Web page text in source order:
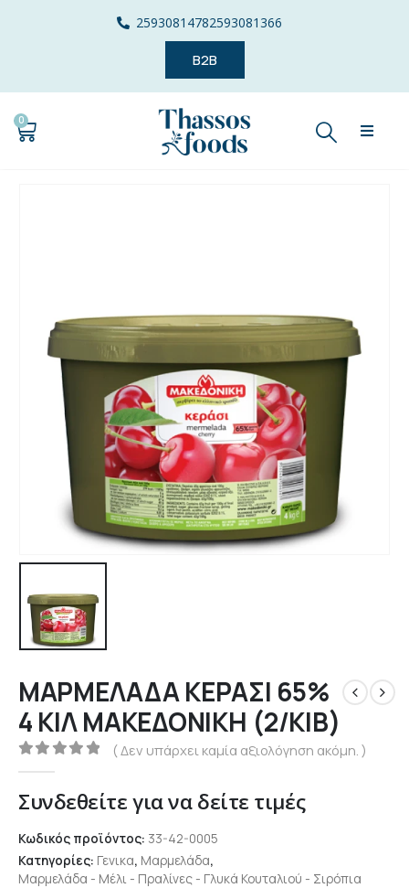
25930814782593081366
B2B
0
ΜΑΡΜΕΛΑΔΑ ΚΕΡΑΣΙ 65%
4 ΚΙΛ ΜΑΚΕΔΟΝΙΚΗ (2/ΚΙΒ)
0out of 5
( Δεν υπάρχει καμία αξιολόγηση ακόμη. )
Συνδεθείτε για να δείτε τιμές
Κωδικός προϊόντος: 33-42-0005
Κατηγορίες: Γενικα, Μαρμελάδα,
Μαρμελάδα - Μέλι - Πραλίνες - Γλυκά Κουταλιού - Σιρόπια